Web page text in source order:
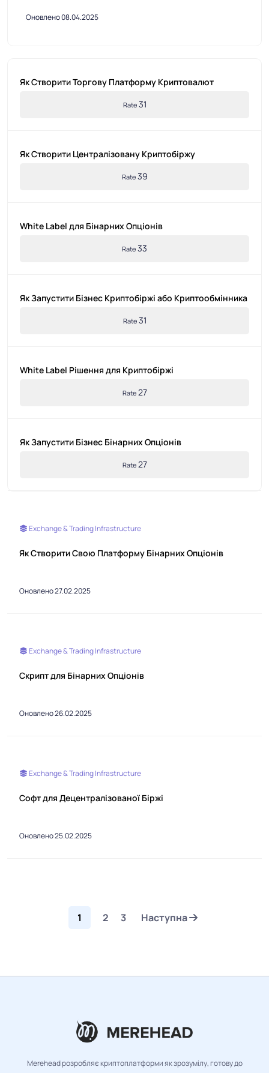
Оновлено 08.04.2025
Як Створити Торгову Платформу Криптовалют
Rate31
Як Створити Централізовану Криптобіржу
Rate39
White Label для Бінарних Опціонів
Rate 33
Як Запустити Бізнес Криптобіржі або Криптообмінника
Rate31
White Label Рішення для Криптобіржі
Rate27
Як Запустити Бізнес Бінарних Опціонів
Rate27
Exchange & Trading Infrastructure
Як Створити Свою Платформу Бінарних Опціонів
Оновлено 27.02.2025
Exchange & Trading Infrastructure
Скрипт для Бінарних Опціонів
Оновлено 26.02.2025
Exchange & Trading Infrastructure
Софт для Децентралізованої Біржі
Оновлено 25.02.2025
1 2 3 Наступна
Merehead розробляє криптоплатформи як зрозумілу, готову до